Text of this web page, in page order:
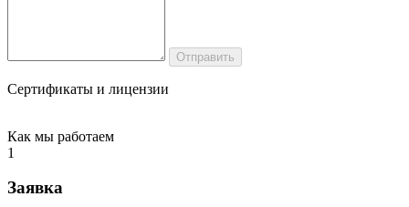
Сертификаты и лицензии
Как мы работаем
1
Заявка